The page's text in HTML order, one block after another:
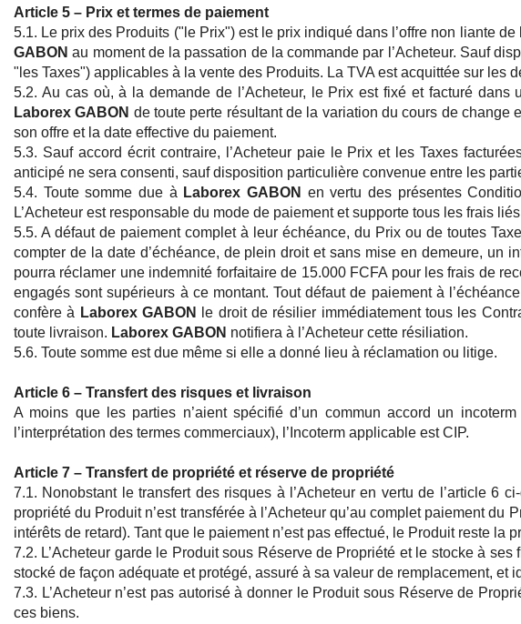
Article 5 – Prix et termes de paiement
5.1. Le prix des Produits ("le Prix") est le prix indiqué dans l’offre non liante de
GABON au moment de la passation de la commande par l’Acheteur. Sauf
"les Taxes") applicables à la vente des Produits. La TVA est acquittée sur les
5.2. Au cas où, à la demande de l’Acheteur, le Prix est fixé et facturé
Laborex GABON de toute perte résultant de la variation du cours de
son offre et la date effective du paiement.
5.3. Sauf accord écrit contraire, l’Acheteur paie le Prix et les Taxes
anticipé ne sera consenti, sauf disposition particulière convenue entre les
5.4. Toute somme due à Laborex GABON en vertu des présentes
L’Acheteur est responsable du mode de paiement et supporte tous les frais
5.5. A défaut de paiement complet à leur échéance, du Prix ou de toutes
compter de la date d’échéance, de plein droit et sans mise en demeure, un
pourra réclamer une indemnité forfaitaire de 15.000 FCFA pour les frais de
engagés sont supérieurs à ce montant. Tout défaut de paiement à
confère à Laborex GABON
le droit de résilier immédiatement tous les
toute livraison. Laborex GABON notifiera à l’Acheteur cette résiliation.
5.6. Toute somme est due même si elle a donné lieu à réclamation ou litige.
Article 6 – Transfert des risques et livraison
A moins que les parties n’aient spécifié d’un commun accord un
l’interprétation des termes commerciaux), l’Incoterm applicable est CIP.
Article 7 – Transfert de propriété et réserve de propriété
7.1. Nonobstant le transfert des risques à l’Acheteur en vertu de l’article 6
propriété du Produit n’est transférée à l’Acheteur qu’au complet paiement du
intérêts de retard). Tant que le paiement n’est pas effectué, le Produit reste la
7.2. L’Acheteur garde le Produit sous Réserve de Propriété et le stocke à
stocké de façon adéquate et protégé, assuré à sa valeur de remplacement, et
7.3. L’Acheteur n’est pas autorisé à donner le Produit sous Réserve de
ces biens.